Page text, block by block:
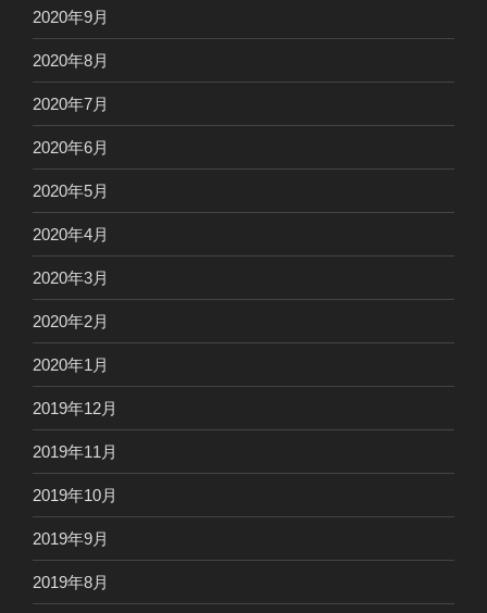
2020年9月
2020年8月
2020年7月
2020年6月
2020年5月
2020年4月
2020年3月
2020年2月
2020年1月
2019年12月
2019年11月
2019年10月
2019年9月
2019年8月